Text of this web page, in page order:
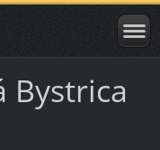
Bystrica